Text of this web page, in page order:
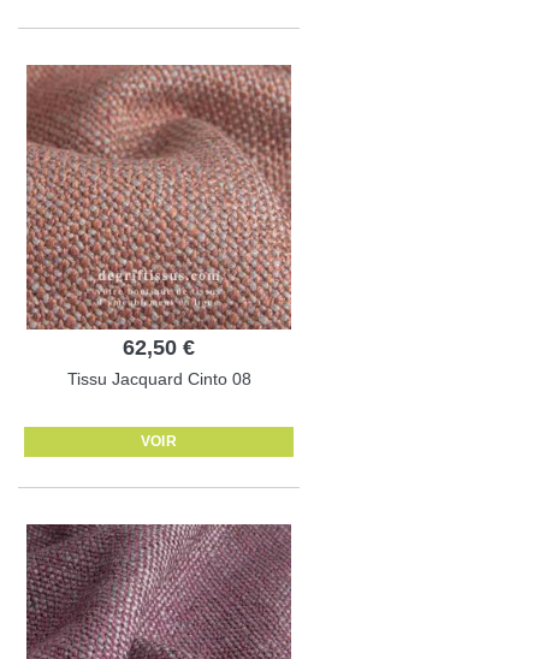
62,50 €
Tissu Jacquard Cinto 08
VOIR